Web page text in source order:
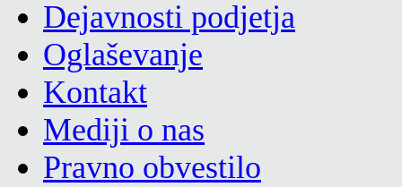
Dejavnosti podjetja
Oglaševanje
Kontakt
Mediji o nas
Pravno obvestilo